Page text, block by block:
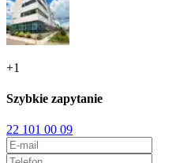
+1
Szybkie zapytanie
22 101 00 09